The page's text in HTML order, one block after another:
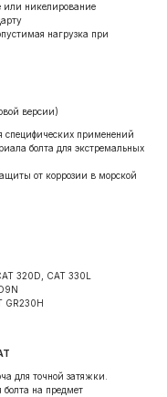
или никелирование
нагрузка при
версии)
специфических применений
болта для экстремальных
от коррозии в морской
320D, CAT 330L
GR230H
для точной затяжки.
болта на предмет